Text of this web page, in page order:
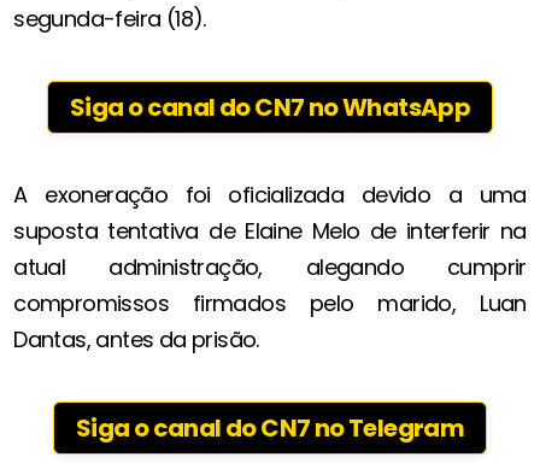
segunda-feira (18).
Siga o canal do CN7 no WhatsApp
A exoneração foi oficializada devido a uma
suposta tentativa de Elaine Melo de interferir na
atual administração, alegando cumprir
compromissos firmados pelo marido, Luan
Dantas, antes da prisão.
Siga o canal do CN7 no Telegram